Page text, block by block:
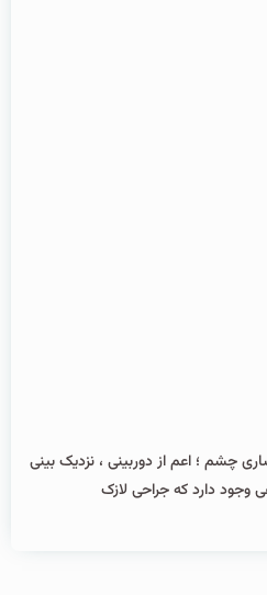
چشم ؛ اعم از دوربینی ، نزدیک بینی
دارد که جراحی لازک